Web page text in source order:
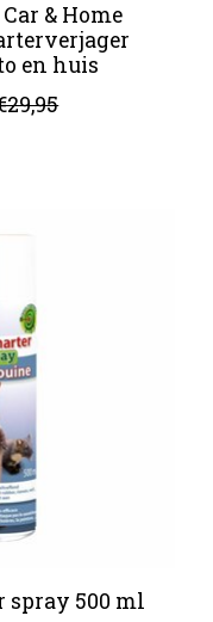
& Home
en huis
spray 500 ml